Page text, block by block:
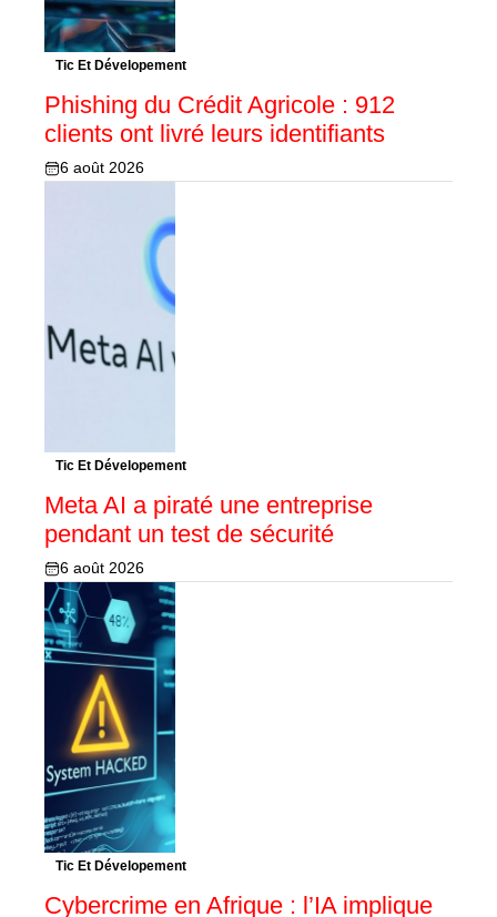
Tic Et Dévelopement
Phishing du Crédit Agricole : 912
clients ont livré leurs identifiants
6 août 2026
Tic Et Dévelopement
Meta AI a piraté une entreprise
pendant un test de sécurité
6 août 2026
Tic Et Dévelopement
Cybercrime en Afrique : l’IA implique